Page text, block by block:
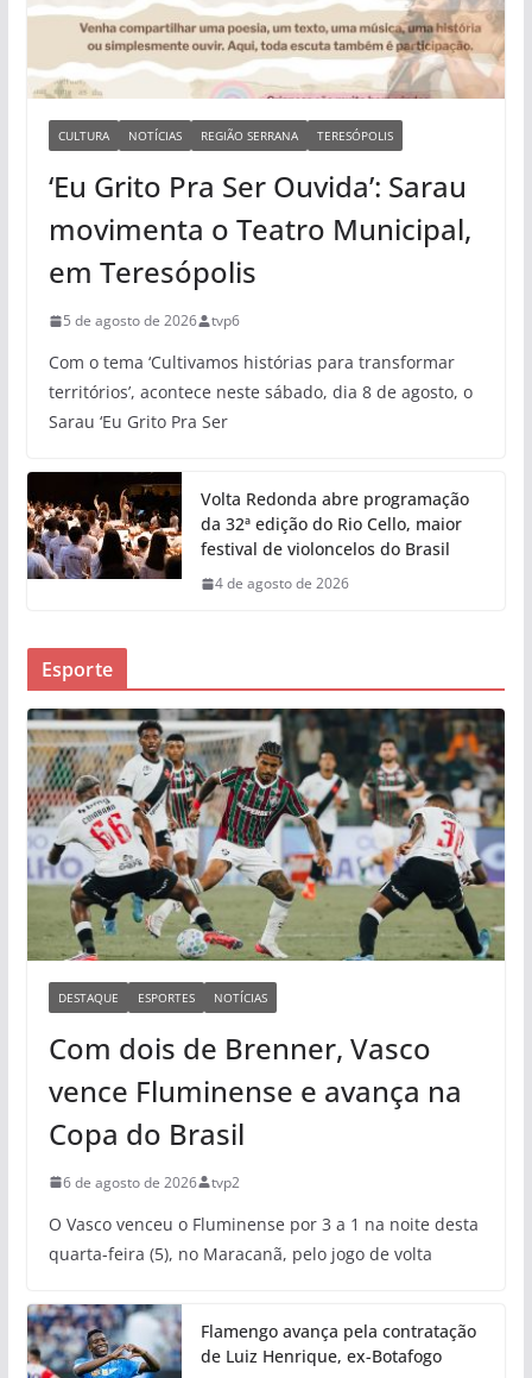
CULTURA NOTÍCIAS REGIÃO SERRANA TERESÓPOLIS
‘Eu Grito Pra Ser Ouvida’: Sarau
movimenta o Teatro Municipal,
em Teresópolis
5 de agosto de 2026 tvp6
Com o tema ‘Cultivamos histórias para transformar
territórios’, acontece neste sábado, dia 8 de agosto, o
Sarau ‘Eu Grito Pra Ser
Volta Redonda abre programação
da 32ª edição do Rio Cello, maior
festival de violoncelos do Brasil
4 de agosto de 2026
Esporte
DESTAQUE ESPORTES NOTÍCIAS
Com dois de Brenner, Vasco
vence Fluminense e avança na
Copa do Brasil
6 de agosto de 2026 tvp2
O Vasco venceu o Fluminense por 3 a 1 na noite desta
quarta-feira (5), no Maracanã, pelo jogo de volta
Flamengo avança pela contratação
de Luiz Henrique, ex-Botafogo